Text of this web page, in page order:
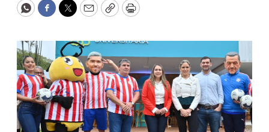
WhatsApp
Facebook
Twitter
EmailCopyPrint